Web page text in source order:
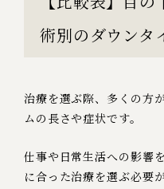
術別のダウンタ
治療を選ぶ際、多くの方
ムの長さや症状です。
仕事や日常生活への影響
に合った治療を選ぶ必要